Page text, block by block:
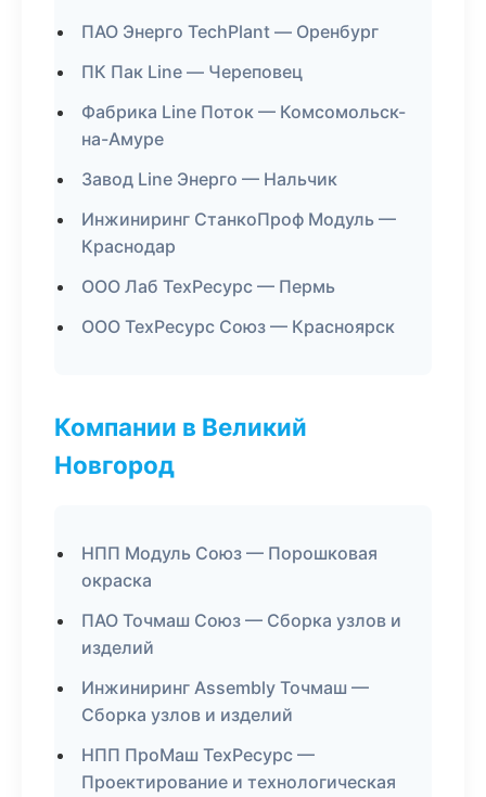
ПАО Энерго TechPlant — Оренбург
ПК Пак Line — Череповец
Фабрика Line Поток — Комсомольск-
на-Амуре
Завод Line Энерго — Нальчик
Инжиниринг СтанкоПроф Модуль —
Краснодар
ООО Лаб ТехРесурс — Пермь
ООО ТехРесурс Союз — Красноярск
Компании в Великий
Новгород
НПП Модуль Союз — Порошковая
окраска
ПАО Точмаш Союз — Сборка узлов и
изделий
Инжиниринг Assembly Точмаш —
Сборка узлов и изделий
НПП ПроМаш ТехРесурс —
Проектирование и технологическая